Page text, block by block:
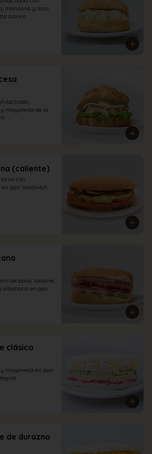
manzana y apio
blanco.
mayonesa de la
(caliente)
con
pan sandwich.
de pavo, salame,
albahaca en pan
clásico
mayonesa en pan
de durazno